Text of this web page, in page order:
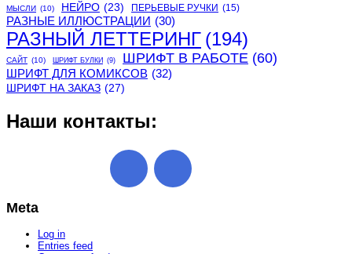
МЫСЛИ (10) НЕЙРО (23) ПЕРЬЕВЫЕ РУЧКИ (15)
РАЗНЫЕ ИЛЛЮСТРАЦИИ (30)
РАЗНЫЙ ЛЕТТЕРИНГ (194)
САЙТ (10) ШРИФТ БУЛКИ (9) ШРИФТ В РАБОТЕ (60)
ШРИФТ ДЛЯ КОМИКСОВ (32)
ШРИФТ НА ЗАКАЗ (27)
Наши контакты:
Meta
Log in
Entries feed